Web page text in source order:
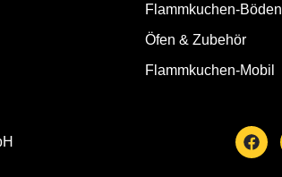
Flammkuchen-Böden
Öfen & Zubehör
Flammkuchen-Mobil